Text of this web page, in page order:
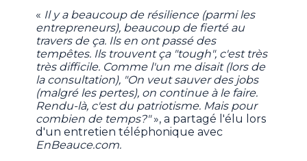
« Il y a beaucoup de résilience (parmi les
entrepreneurs), beaucoup de fierté au
travers de ça. Ils en ont passé des
tempêtes. Ils trouvent ça "tough", c'est très
très difficile. Comme l'un me disait (lors de
la consultation), "On veut sauver des jobs
(malgré les pertes), on continue à le faire.
Rendu-là, c'est du patriotisme. Mais pour
combien de temps?"», a partagé l'élu lors
d'un entretien téléphonique avec
EnBeauce.com.